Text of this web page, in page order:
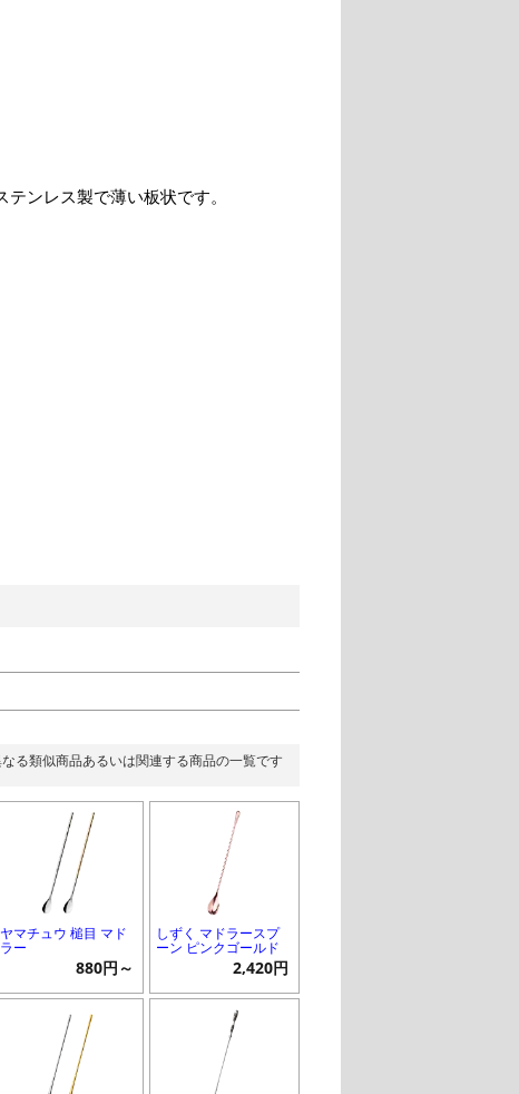
テンレス製で薄い板状です。
る類似商品あるいは関連する商品の一覧です
ヤマチュウ 槌目 マド
ラー
880円～
しずく マドラースプ
ーン ピンクゴールド
2,420円